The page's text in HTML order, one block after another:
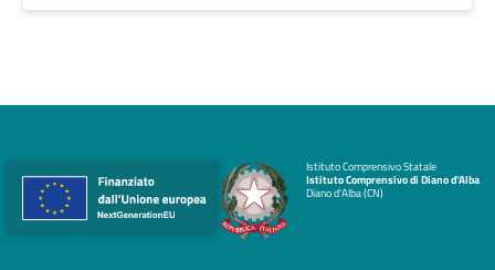
Istituto Comprensivo Statale
Istituto Comprensivo di Diano d'Alba
Diano d'Alba (CN)